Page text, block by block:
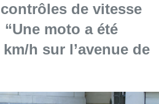
de vitesse
moto a été
h sur l’avenue de